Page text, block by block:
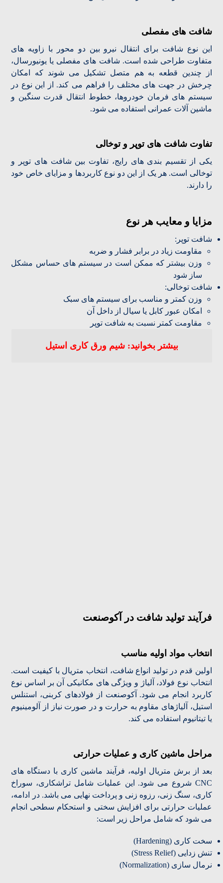
شافت های مفصلی
این نوع شافت برای انتقال نیرو بین دو محور با زاویه های
متفاوت طراحی شده است. شافت های مفصلی یا یونیورسال،
از چندین قطعه به هم متصل تشکیل می شوند که امکان
چرخش در جهت های مختلف را فراهم می کند. از این نوع در
سیستم های فرمان خودروها، خطوط انتقال قدرت سنگین و
ماشین آلات عمرانی استفاده می شود.
تفاوت شافت های توپر و توخالی
یکی از تقسیم بندی های رایج، تفاوت بین شافت های توپر و
توخالی است. هر یک از این دو نوع کاربردها و مزایای خاص خود
را دارند.
مزایا و معایب هر نوع
شافت توپر:
مقاومت زیاد در برابر فشار و ضربه
وزن بیشتر که ممکن است در سیستم های حساس مشکل
ساز شود
شافت توخالی:
وزن کمتر و مناسب برای سیستم های سبک
امکان عبور کابل یا سیال از داخل آن
مقاومت کمتر نسبت به شافت توپر
بیشتر بخوانید: شیم ورق‌ کاری استیل
فرآیند تولید شافت در آکوصنعت
انتخاب مواد اولیه مناسب
اولین قدم در تولید انواع شافت، انتخاب متریال با کیفیت است.
انتخاب نوع فولاد، آلیاژ و ویژگی های مکانیکی آن بر اساس نوع
کاربرد انجام می شود. آکوصنعت از فولادهای کربنی، استنلس
استیل، آلیاژهای مقاوم به حرارت و در صورت نیاز از آلومینیوم
یا تیتانیوم استفاده می کند.
مراحل ماشین کاری و عملیات حرارتی
بعد از برش متریال اولیه، فرآیند ماشین کاری با دستگاه های
CNC شروع می شود. این عملیات شامل تراشکاری، سوراخ
کاری، سنگ زنی، رزوه زنی و پرداخت نهایی می باشد. در ادامه،
عملیات حرارتی برای افزایش سختی و استحکام سطحی انجام
می شود که شامل مراحل زیر است:
سخت کاری (Hardening)
تنش زدایی (Stress Relief)
نرمال سازی (Normalization)